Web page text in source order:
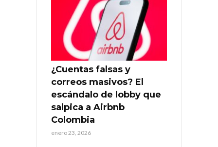
¿Cuentas falsas y
correos masivos? El
escándalo de lobby que
salpica a Airbnb
Colombia
enero 23, 2026